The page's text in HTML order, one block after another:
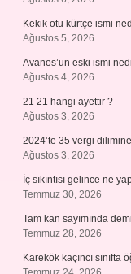
Kekik otu kürtçe ismi
Ağustos 5, 2026
Avanos’un eski ismi
Ağustos 4, 2026
21 21 hangi ayettir ?
Ağustos 3, 2026
2024’te 35 vergi
Ağustos 3, 2026
İç sıkıntısı gelince ne
Temmuz 30, 2026
Tam kan sayımında
Temmuz 28, 2026
Karekök kaçıncı sınıfta